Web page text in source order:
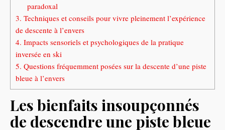
paradoxal
3. Techniques et conseils pour vivre pleinement l’expérience
de descente à l’envers
4. Impacts sensoriels et psychologiques de la pratique
inversée en ski
5. Questions fréquemment posées sur la descente d’une piste
bleue à l’envers
Les bienfaits insoupçonnés
de descendre une piste bleue